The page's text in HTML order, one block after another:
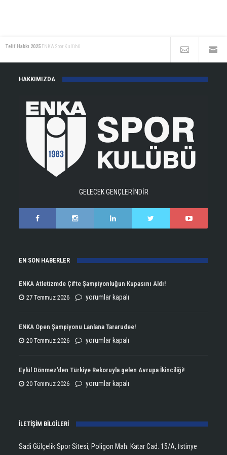
Telif Hakkı 2025 ENKA Spor Kulübü
HAKKIMIZDA
GELECEK GENÇLERİNDİR
EN SON HABERLER
ENKA Atletizmde Çifte Şampiyonluğun Kupasını Aldı!
27 Temmuz 2026
ENKA
Çifte
Şampiyonluğun
Aldı!
yorumlar kapalı
ENKA Open Şampiyonu Lanlana Tararudee!
20 Temmuz 2026
ENKA
Şampiyonu
Lanlana
yorumlar kapalı
Eylül Dönmez’den Türkiye Rekoruyla gelen Avrupa İkinciliği!
20 Temmuz 2026
Eylül
Rekoruyla
Avrupa
yorumlar kapalı
İLETİŞİM BİLGİLERİ
Sadi Gülçelik Spor Sitesi, Poligon Mah. Katar Cad. 15/A, İstinye